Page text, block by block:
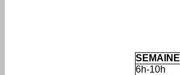
SEMAINE
6h-10h